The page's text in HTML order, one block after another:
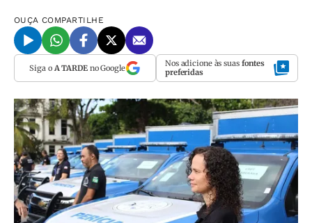
OUÇA COMPARTILHE
Siga o A TARDEno Google Nos adicione às suas fontes
preferidas